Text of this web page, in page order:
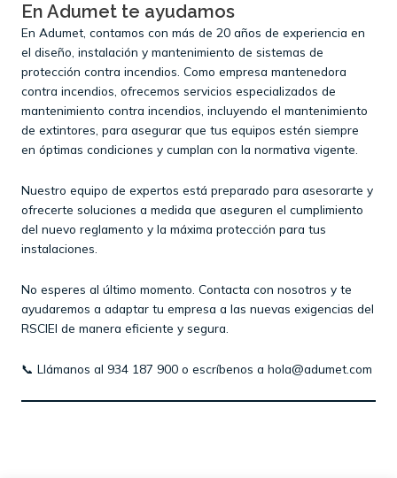
En Adumet te ayudamos
En Adumet, contamos con más de 20 años de experiencia en
el diseño, instalación y mantenimiento de sistemas de
protección contra incendios. Como empresa mantenedora
contra incendios, ofrecemos servicios especializados de
mantenimiento contra incendios, incluyendo el mantenimiento
de extintores, para asegurar que tus equipos estén siempre
en óptimas condiciones y cumplan con la normativa vigente.​
Nuestro equipo de expertos está preparado para asesorarte y
ofrecerte soluciones a medida que aseguren el cumplimiento
del nuevo reglamento y la máxima protección para tus
instalaciones.​
No esperes al último momento. Contacta con nosotros y te
ayudaremos a adaptar tu empresa a las nuevas exigencias del
RSCIEI de manera eficiente y segura.​
📞 Llámanos al 934 187 900 o escríbenos a hola@adumet.com